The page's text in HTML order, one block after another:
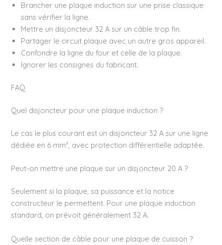
Brancher une plaque induction sur une prise classique
sans vérifier la ligne.
Mettre un disjoncteur 32 A sur un câble trop fin.
Partager le circuit plaque avec un autre gros appareil.
Confondre la ligne du four et celle de la plaque.
Ignorer les consignes du fabricant.
FAQ
Quel disjoncteur pour une plaque induction ?
Le cas le plus courant est un disjoncteur 32 A sur une ligne
dédiée en 6 mm², avec protection différentielle adaptée.
Peut-on mettre une plaque sur un disjoncteur 20 A ?
Seulement si la plaque, sa puissance et la notice
constructeur le permettent. Pour une plaque induction
standard, on prévoit généralement 32 A.
Quelle section de câble pour une plaque de cuisson ?